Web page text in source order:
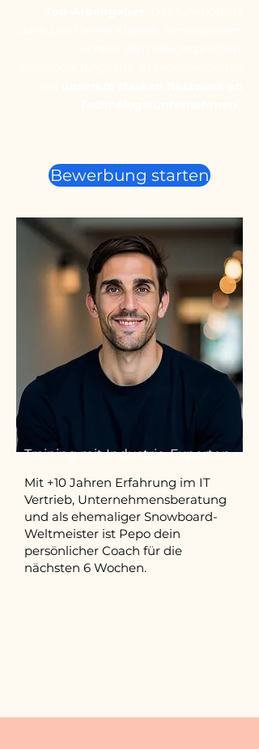
Bewerbung starten
Training mit Industrie-Experten
Mit +10 Jahren Erfahrung im IT
Vertrieb, Unternehmensberatung
und als ehemaliger Snowboard-
Weltmeister ist Pepo dein
persönlicher Coach für die
nächsten 6 Wochen.